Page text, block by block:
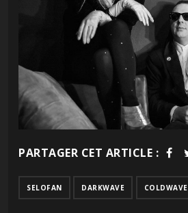
PARTAGER CET ARTICLE :
SELOFAN DARKWAVE COLDWAVE